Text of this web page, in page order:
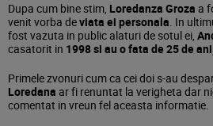
Dupa cum bine stim, Loredanza Groza a
venit vorba deviata ei personala. In
fost vazuta in public alaturi de sotul ei,
casatorit in 1998 si au o fata de 25 de
Primele zvonuri cum ca cei doi s-au
Loredana ar fi renuntat la verigheta dar
comentat in vreun fel aceasta informatie.